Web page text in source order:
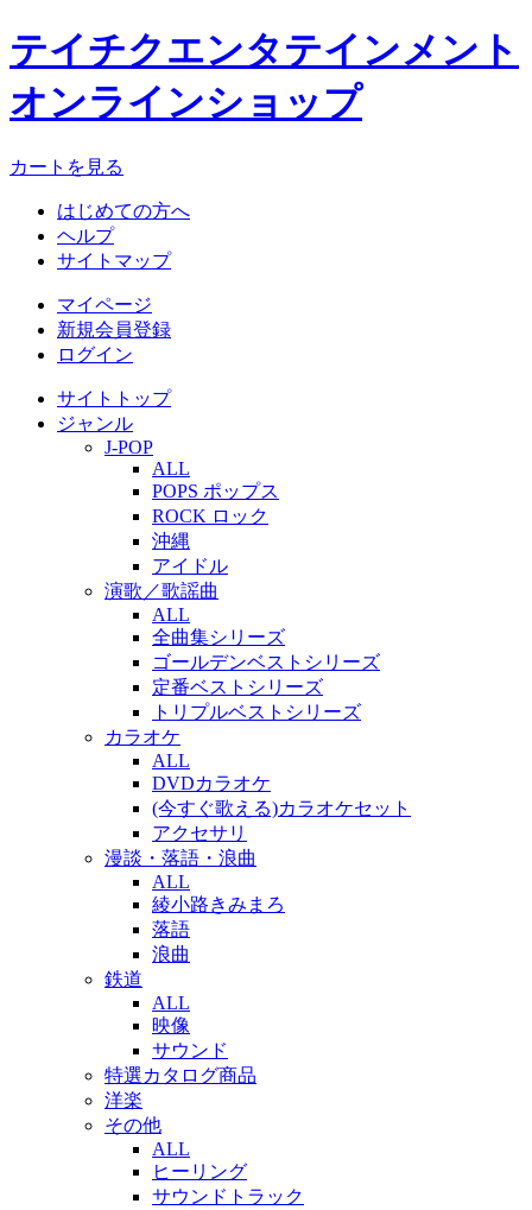
テイチクエンタテインメント
オンラインショップ
カートを見る
はじめての方へ
ヘルプ
サイトマップ
マイページ
新規会員登録
ログイン
サイトトップ
ジャンル
J-POP
ALL
POPS ポップス
ROCK ロック
沖縄
アイドル
演歌／歌謡曲
ALL
全曲集シリーズ
ゴールデンベストシリーズ
定番ベストシリーズ
トリプルベストシリーズ
カラオケ
ALL
DVDカラオケ
(今すぐ歌える)カラオケセット
アクセサリ
漫談・落語・浪曲
ALL
綾小路きみまろ
落語
浪曲
鉄道
ALL
映像
サウンド
特選カタログ商品
洋楽
その他
ALL
ヒーリング
サウンドトラック